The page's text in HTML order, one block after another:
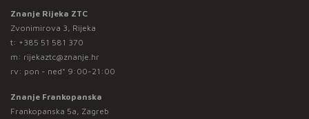
Znanje Rijeka ZTC
Zvonimirova 3, Rijeka
t: +385 51 581 370
m: rijekaztc@znanje.hr
rv: pon - ned* 9:00-21:00
Znanje Frankopanska
Frankopanska 5a, Zagreb